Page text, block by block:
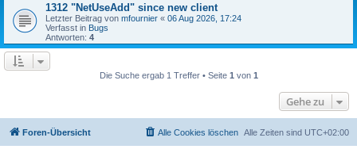
1312 "NetUseAdd" since new client
Letzter Beitrag von mfournier « 06 Aug 2026, 17:24
Verfasst in Bugs
Antworten: 4
Die Suche ergab 1 Treffer • Seite 1 von 1
Gehe zu
Foren-Übersicht Alle Zeiten sind UTC+02:00
Alle Cookies löschen